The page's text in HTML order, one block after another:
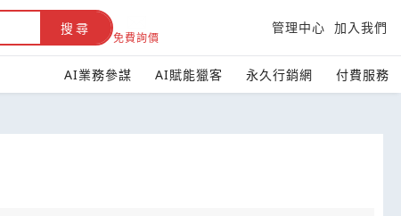
搜尋
免費詢價
管理中心 加入我們
AI業務參謀 AI賦能獵客 永久行銷網 付費服務